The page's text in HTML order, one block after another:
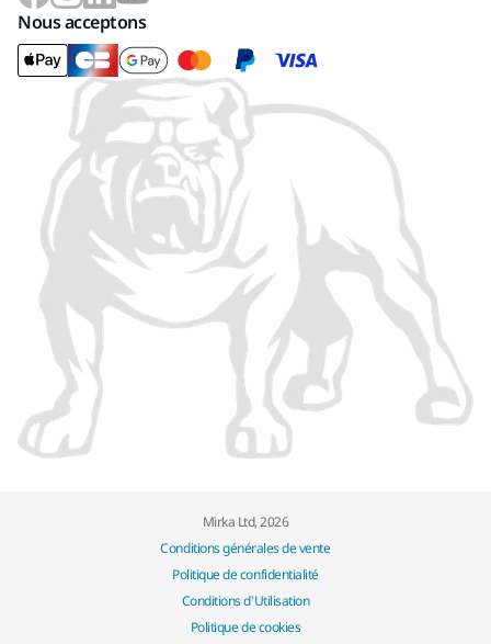
Nous acceptons
Mirka Ltd, 2026
Conditions générales de vente
Politique de confidentialité
Conditions d'Utilisation
Politique de cookies